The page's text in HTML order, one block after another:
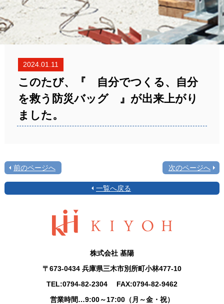
2024.01.11
このたび、『 自分でつくる、自分
を救う防災バッグ 』が出来上がり
ました。
前のページへ 次のページへ
一覧へ戻る
株式会社 基陽
〒673-0434 兵庫県三木市別所町小林477-10
TEL:0794-82-2304FAX:0794-82-9462
営業時間…9:00～17:00（月～金・祝）